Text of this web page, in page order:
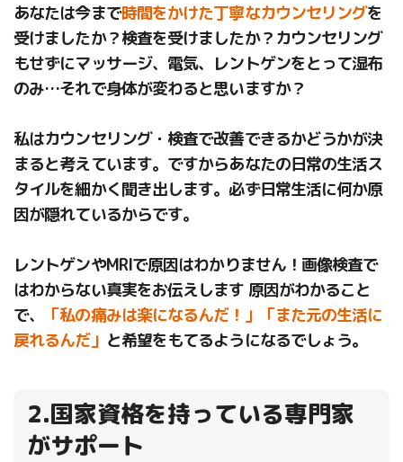
あなたは今まで時間をかけた丁寧なカウンセリングを
受けましたか？検査を受けましたか？カウンセリング
もせずにマッサージ、電気、レントゲンをとって湿布
のみ…それで身体が変わると思いますか？
私はカウンセリング・検査で改善できるかどうかが決
まると考えています。ですからあなたの日常の生活ス
タイルを細かく聞き出します。必ず日常生活に何か原
因が隠れているからです。
レントゲンやMRIで原因はわかりません！画像検査で
はわからない真実をお伝えします 原因がわかること
で、
「私の痛みは楽になるんだ！」「また元の生活に
戻れるんだ」 と希望をもてるようになるでしょう。
2.国家資格を持っている専門家
がサポート